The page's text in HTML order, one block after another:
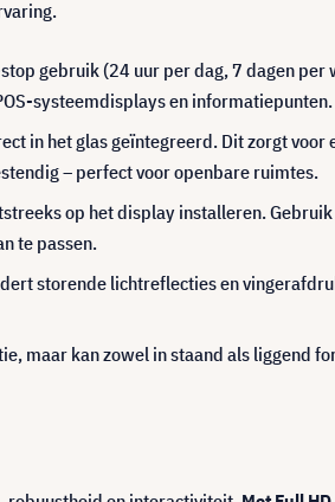
gebruik (24 uur per dag, 7 dagen
systeemdisplays en informatiepunten.
in het glas geïntegreerd. Dit zorgt
– perfect voor openbare ruimtes.
op het display installeren.
te passen.
storende lichtreflecties en
maar kan zowel in staand als liggend